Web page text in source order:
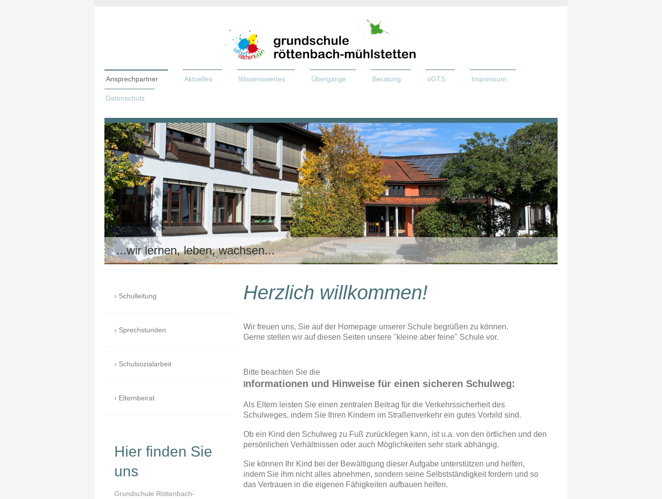
Ansprechpartner Aktuelles Wissenswertes Übergänge Beratung oGTS Impressum
Datenschutz
...wir lernen, leben, wachsen...
Herzlich willkommen!
Wir freuen uns, Sie auf der Homepage unserer Schule begrüßen zu können.
Gerne stellen wir auf diesen Seiten unsere "kleine aber feine" Schule vor.
Bitte beachten Sie die
nformationen und Hinweise für einen sicheren Schulweg:
Als Eltern leisten Sie einen zentralen Beitrag für die Verkehrssicherheit des
Schulweges, indem Sie Ihren Kindern im Straßenverkehr ein gutes Vorbild sind.
Ob ein Kind den Schulweg zu Fuß zurücklegen kann, ist u.a. von den örtlichen und den
persönlichen Verhältnissen oder auch Möglichkeiten sehr stark abhängig.
Sie können Ihr Kind bei der Bewältigung dieser Aufgabe unterstützen und helfen,
indem Sie ihm nicht alles abnehmen, sondern seine Selbstständigkeit fordern und so
das Vertrauen in die eigenen Fähigkeiten aufbauen helfen.
Schulleitung
Sprechstunden
Schulsozialarbeit
Elternbeirat
Hier finden Sie
uns
Grundschule Röttenbach-